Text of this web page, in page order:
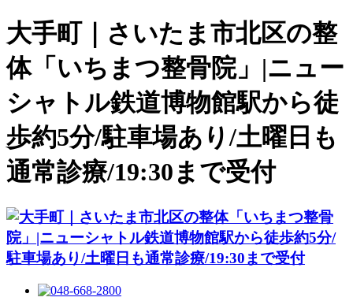
大手町｜さいたま市北区の整
体「いちまつ整骨院」|ニュー
シャトル鉄道博物館駅から徒
歩約5分/駐車場あり/土曜日も
通常診療/19:30まで受付